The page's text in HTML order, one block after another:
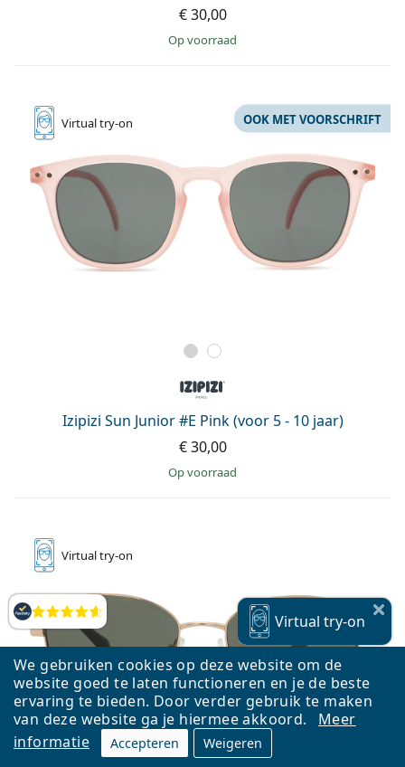
We gebruiken cookies op deze website om de
website goed te laten functioneren en je de beste
ervaring te bieden. Door verder gebruik te maken
van deze website ga je hiermee akkoord.
Meer
informatie
Accepteren Weigeren
Beoordelingen
€ 30,00
op voorraad
Virtualtry-on
Izipizi Sun Junior #E Pink (voor 5 - 10 jaar)
OOK MET VOORSCHRIFT
€ 30,00
op voorraad
Virtualtry-on
Virtual try-on